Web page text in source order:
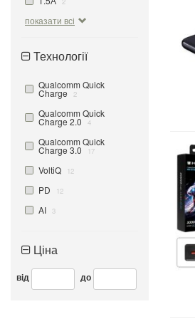
1
показати всі
Технології
Qualcomm Quick
Charge 2
Qualcomm Quick
Charge 2.0 4
Qualcomm Quick
Charge 3.0 17
VoltiQ 12
PD 12
AI 3
Ціна
від до